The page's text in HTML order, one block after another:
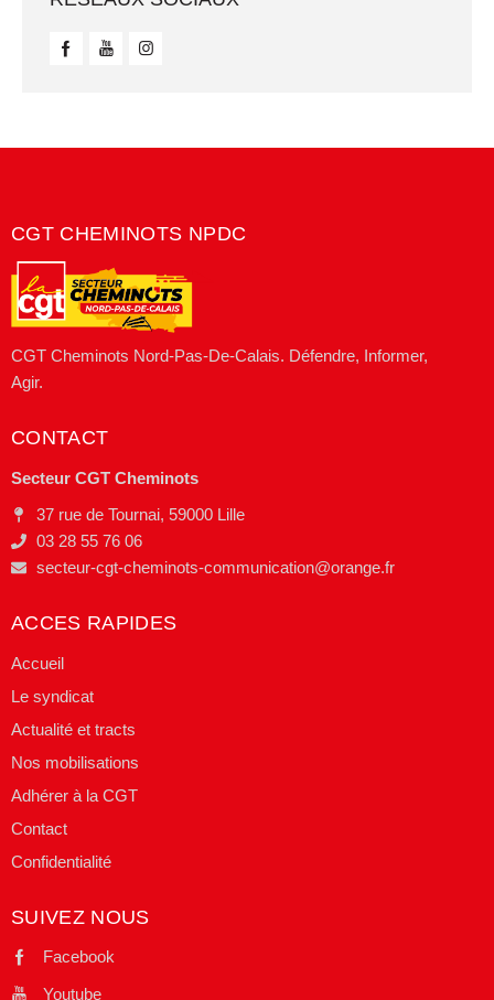
CGT CHEMINOTS NPDC
CGT Cheminots Nord-Pas-De-Calais. Défendre, Informer,
Agir.
CONTACT
Secteur CGT Cheminots
37 rue de Tournai, 59000 Lille
03 28 55 76 06
secteur-cgt-cheminots-communication@orange.fr
ACCES RAPIDES
Accueil
Le syndicat
Actualité et tracts
Nos mobilisations
Adhérer à la CGT
Contact
Confidentialité
SUIVEZ NOUS
Facebook
Youtube